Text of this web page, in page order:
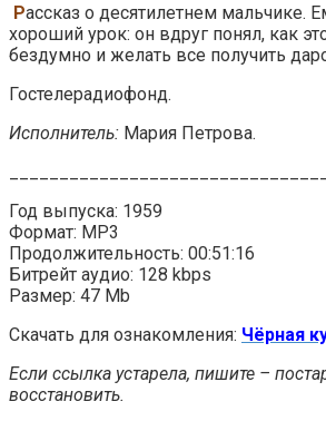
Рассказ о десятилетнем мальчике.
хороший урок: он вдруг понял, как
бездумно и желать все получить
Гостелерадиофонд.
Исполнитель: Мария Петрова.
Год выпуска: 1959
Формат: MP3
Продолжительность: 00:51:16
Битрейт аудио: 128 kbps
Размер: 47 Mb
Скачать для ознакомления: Чёрная
Если ссылка устарела, пишите –
восстановить.